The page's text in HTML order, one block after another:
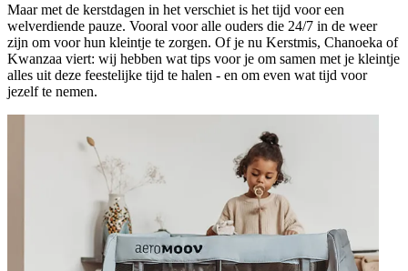
Maar met de kerstdagen in het verschiet is het tijd voor een
welverdiende pauze. Vooral voor alle ouders die 24/7 in de weer
zijn om voor hun kleintje te zorgen. Of je nu Kerstmis, Chanoeka of
Kwanzaa viert: wij hebben wat tips voor je om samen met je kleintje
alles uit deze feestelijke tijd te halen - en om even wat tijd voor
jezelf te nemen.